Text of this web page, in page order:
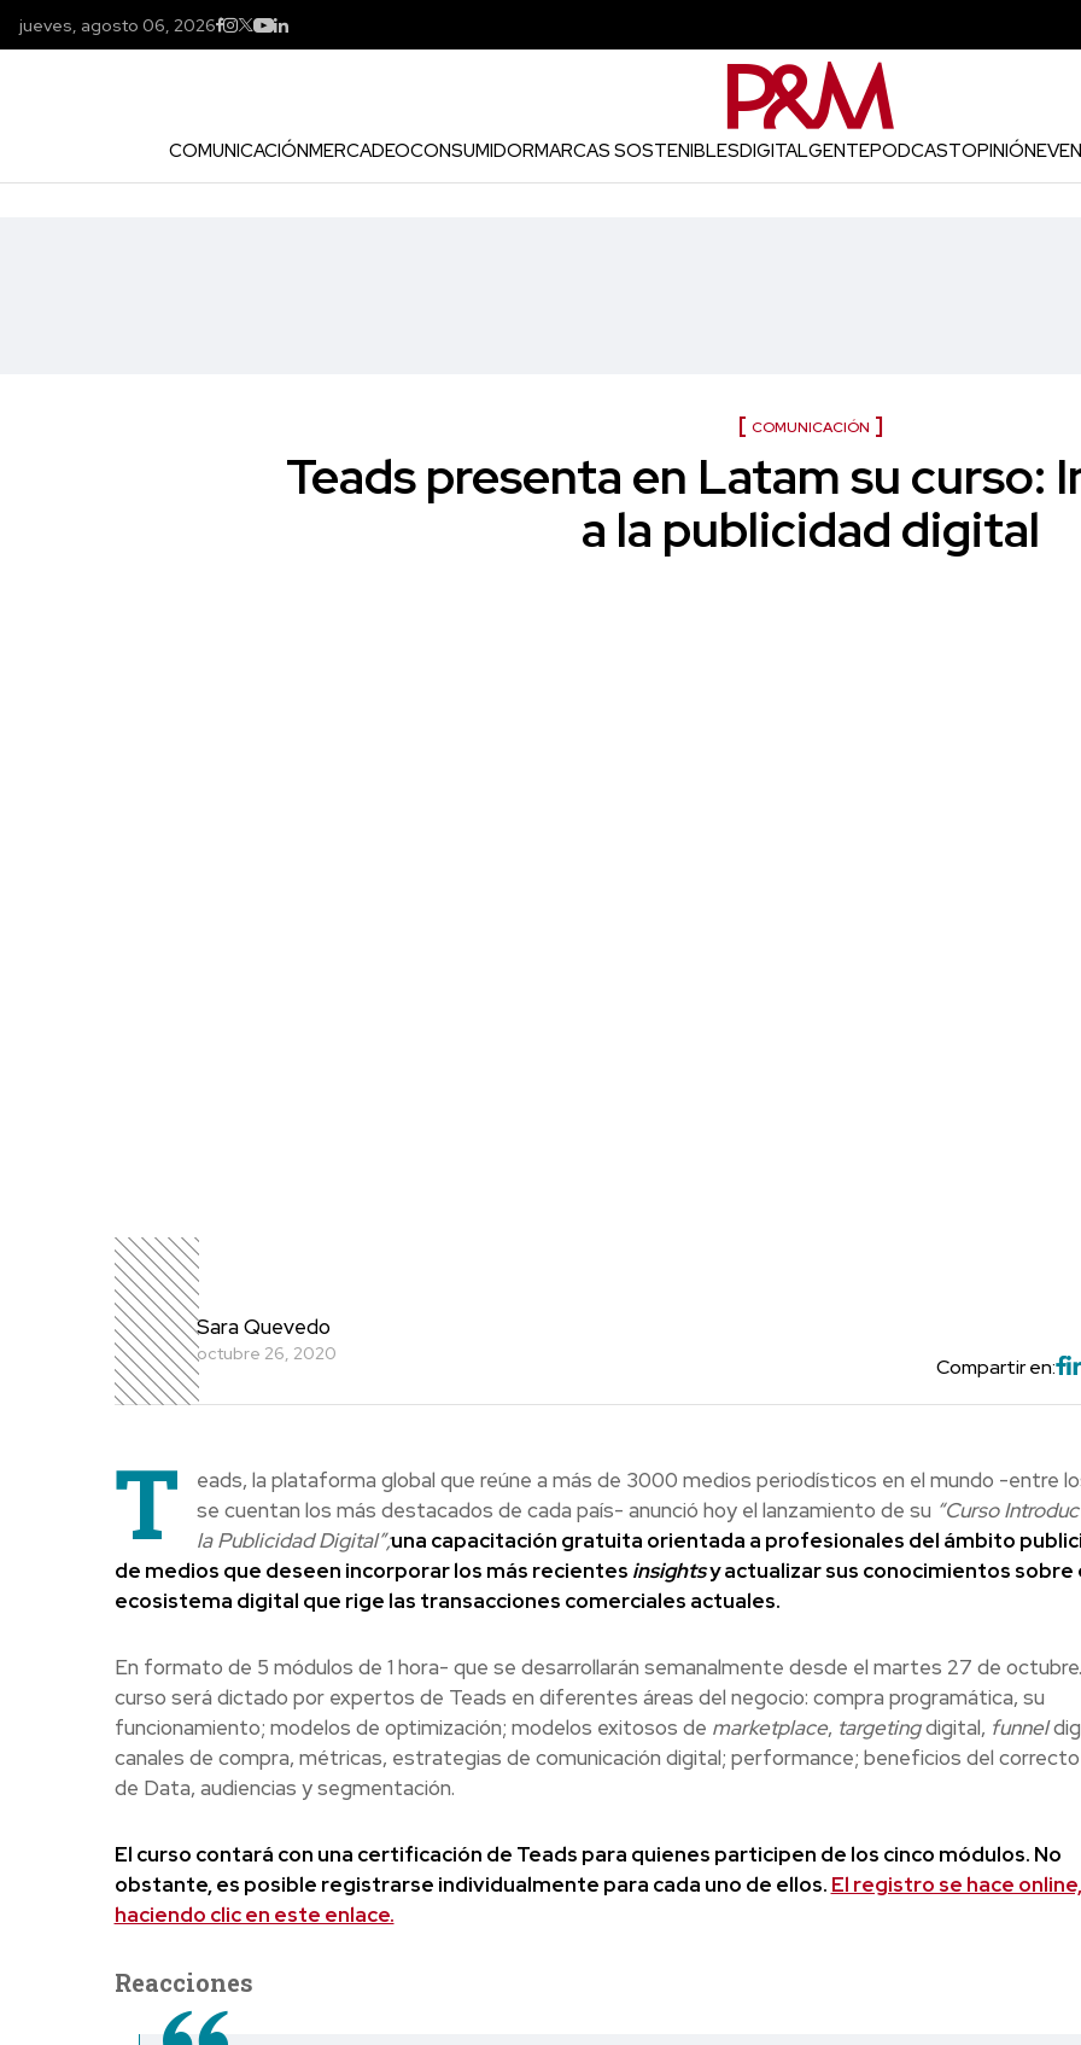
jueves, agosto 06, 2026
COMUNICACIÓNMERCADEOCONSUMIDORMARCAS SOSTENIBLESDIGITALGENTEPODCASTOPINIÓN
COMUNICACIÓN
Teads presenta en Latam su curso:
a la publicidad digital
Sara Quevedo
octubre 26, 2020
Compartir en:
T
eads, la plataforma global que reúne a más de 3000 medios periodísticos en el mundo -entre
se cuentan los más destacados de cada país- anunció hoy el lanzamiento de su “Curso
la Publicidad Digital”;una capacitación gratuita orientada a profesionales del ámbito
de medios que deseen incorporar los más recientes insightsy actualizar sus conocimientos sobre
ecosistema digital que rige las transacciones comerciales actuales.
En formato de 5 módulos de 1 hora- que se desarrollarán semanalmente desde el martes 27 de
curso será dictado por expertos de Teads en diferentes áreas del negocio: compra programática, su
funcionamiento; modelos de optimización; modelos exitosos de marketplace, targetingdigital, funnel
canales de compra, métricas, estrategias de comunicación digital; performance; beneficios del
de Data, audiencias y segmentación.
El curso contará con una certificación de Teads para quienes participen de los cinco módulos. No
obstante, es posible registrarse individualmente para cada uno de ellos. El registro se hace online,
haciendo clic en este enlace.
Reacciones